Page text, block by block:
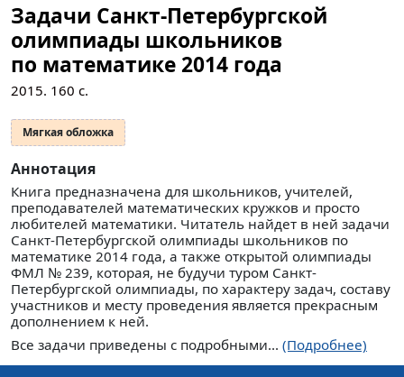
Задачи Санкт-Петербургской
олимпиады школьников
по математике 2014 года
2015. 160 с.
Мягкая обложка
Аннотация
Книга предназначена для школьников, учителей,
преподавателей математических кружков и просто
любителей математики. Читатель найдет в ней задачи
Санкт-Петербургской олимпиады школьников по
математике 2014 года, а также открытой олимпиады
ФМЛ № 239, которая, не будучи туром Санкт-
Петербургской олимпиады, по характеру задач, составу
участников и месту проведения является прекрасным
дополнением к ней.
Все задачи приведены с подробными... (Подробнее)